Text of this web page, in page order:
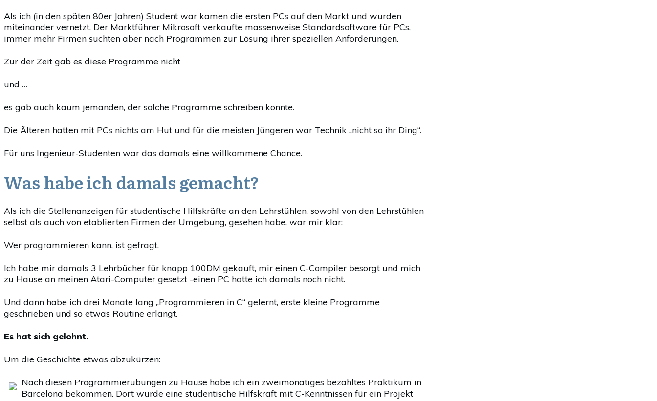
Als ich (in den späten 80er Jahren) Student war kamen die ersten PCs auf den Markt und wurden
miteinander vernetzt. Der Marktführer Mikrosoft verkaufte massenweise Standardsoftware für PCs,
immer mehr Firmen suchten aber nach Programmen zur Lösung ihrer speziellen Anforderungen.
Zur der Zeit gab es diese Programme nicht
und …
es gab auch kaum jemanden, der solche Programme schreiben konnte.
Die Älteren hatten mit PCs nichts am Hut und für die meisten Jüngeren war Technik „nicht so ihr Ding“.
Für uns Ingenieur-Studenten war das damals eine willkommene Chance.
Was habe ich damals gemacht?
Als ich die Stellenanzeigen für studentische Hilfskräfte an den Lehrstühlen, sowohl von den Lehrstühlen
selbst als auch von etablierten Firmen der Umgebung, gesehen habe, war mir klar:
Wer programmieren kann, ist gefragt.
Ich habe mir damals 3 Lehrbücher für knapp 100DM gekauft, mir einen C-Compiler besorgt und mich
zu Hause an meinen Atari-Computer gesetzt -einen PC hatte ich damals noch nicht.
Und dann habe ich drei Monate lang „Programmieren in C“ gelernt, erste kleine Programme
geschrieben und so etwas Routine erlangt.
Es hat sich gelohnt.
Um die Geschichte etwas abzukürzen:
Nach diesen Programmierübungen zu Hause habe ich ein zweimonatiges bezahltes Praktikum in
Barcelona bekommen. Dort wurde eine studentische Hilfskraft mit C-Kenntnissen für ein Projekt